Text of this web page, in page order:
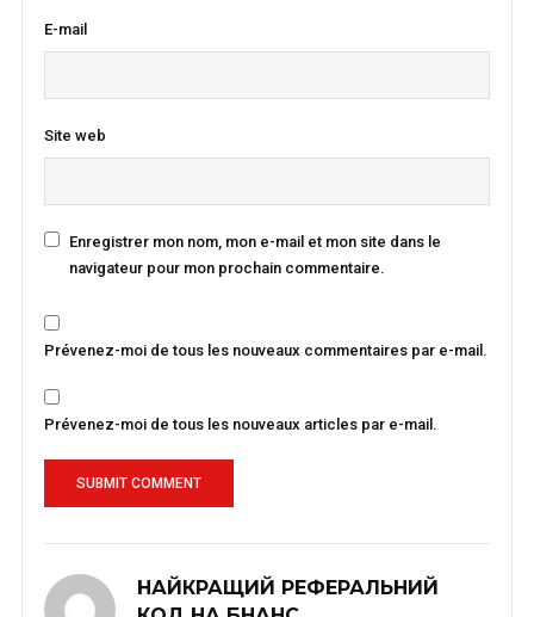
E-mail
Site web
Enregistrer mon nom, mon e-mail et mon site dans le
navigateur pour mon prochain commentaire.
Prévenez-moi de tous les nouveaux commentaires par e-mail.
Prévenez-moi de tous les nouveaux articles par e-mail.
НАЙКРАЩИЙ РЕФЕРАЛЬНИЙ